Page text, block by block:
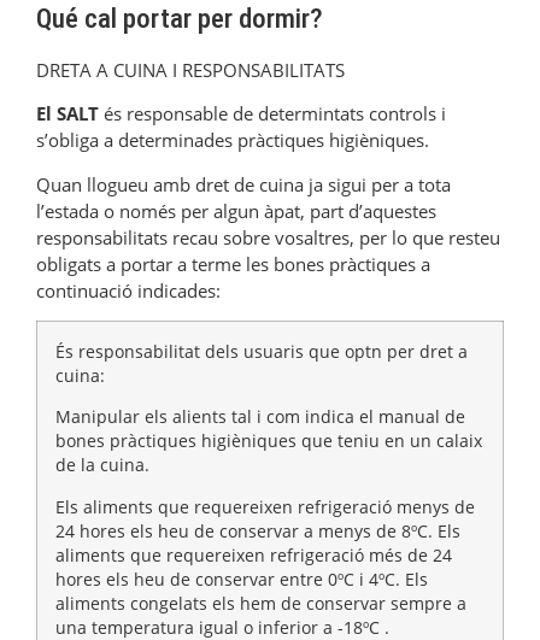
Qué cal portar per dormir?
DRETA A CUINA I RESPONSABILITATS
El SALT és responsable de determintats controls i
s’obliga a determinades pràctiques higièniques.
Quan llogueu amb dret de cuina ja sigui per a tota
l’estada o només per algun àpat, part d’aquestes
responsabilitats recau sobre vosaltres, per lo que resteu
obligats a portar a terme les bones pràctiques a
continuació indicades:
És responsabilitat dels usuaris que optn per dret a
cuina:
Manipular els alients tal i com indica el manual de
bones pràctiques higièniques que teniu en un calaix
de la cuina.
Els aliments que requereixen refrigeració menys de
24 hores els heu de conservar a menys de 8ºC. Els
aliments que requereixen refrigeració més de 24
hores els heu de conservar entre 0ºC i 4ºC. Els
aliments congelats els hem de conservar sempre a
una temperatura igual o inferior a -18ºC .